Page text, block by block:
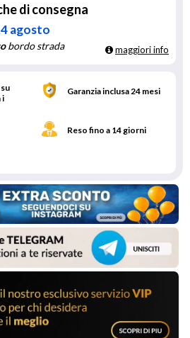
di consegna
agosto
bordo strada maggiori info
i
Garanzia inclusa 24 mesi
Reso fino a 14 giorni